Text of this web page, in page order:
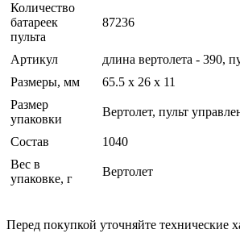
Количество
батареек
пульта
87236
Артикул
длина вертолета - 390,
Размеры, мм
65.5 x 26 x 11
Размер
упаковки
Вертолет, пульт
Состав
1040
Вес в
упаковке, г
Вертолет
Перед покупкой уточняйте технические